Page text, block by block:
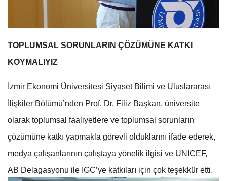
TOPLUMSAL SORUNLARIN ÇÖZÜMÜNE KATKI
KOYMALIYIZ
İzmir Ekonomi Üniversitesi Siyaset Bilimi ve Uluslararası
İlişkiler Bölümü’nden Prof. Dr. Filiz Başkan, üniversite
olarak toplumsal faaliyetlere ve toplumsal sorunların
çözümüne katkı yapmakla görevli olduklarını ifade ederek,
medya çalışanlarının çalıştaya yönelik ilgisi ve UNICEF,
AB Delagasyonu ile İGC’ye katkıları için çok teşekkür etti.